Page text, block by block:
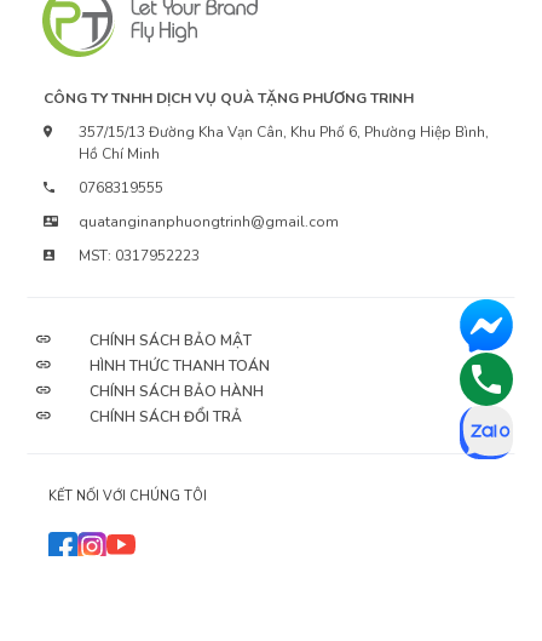
CÔNG TY TNHH DỊCH VỤ QUÀ TẶNG PHƯƠNG TRINH
357/15/13 Đường Kha Vạn Cân, Khu Phố 6, Phường Hiệp Bình,
Hồ Chí Minh
0768319555
quatanginanphuongtrinh@gmail.com
MST: 0317952223
CHÍNH SÁCH BẢO MẬT
HÌNH THỨC THANH TOÁN
CHÍNH SÁCH BẢO HÀNH
CHÍNH SÁCH ĐỔI TRẢ
KẾT NỐI VỚI CHÚNG TÔI